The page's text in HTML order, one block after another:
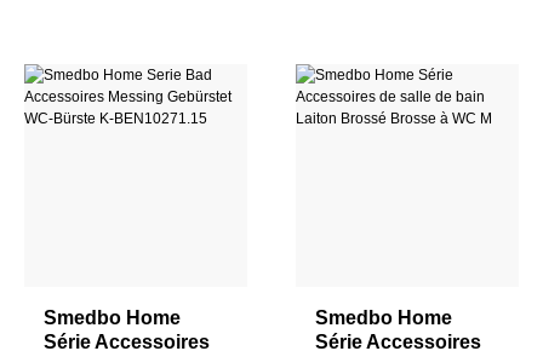
Smedbo Home
Série Accessoires
Smedbo Home
Série Accessoires